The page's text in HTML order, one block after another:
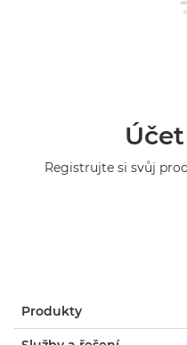
Registrujte si svůj
Produkty